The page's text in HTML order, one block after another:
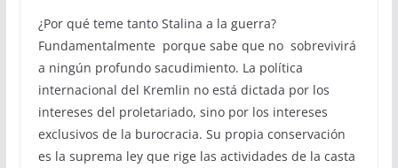
¿Por qué teme tanto Stalina a la guerra?
Fundamentalmente porque sabe que no sobrevivirá
a ningún profundo sacudimiento. La política
internacional del Kremlin no está dictada por los
intereses del proletariado, sino por los intereses
exclusivos de la burocracia. Su propia conservación
es la suprema ley que rige las actividades de la casta